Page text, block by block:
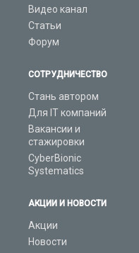
Видео канал
Статьи
Форум
СОТРУДНИЧЕСТВО
Стань автором
Для IT компаний
Вакансии и
стажировки
CyberBionic
Systematics
АКЦИИ И НОВОСТИ
Акции
Новости